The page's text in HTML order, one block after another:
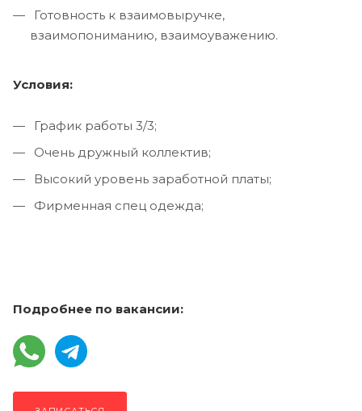
Готовность к взаимовыручке,
взаимопониманию, взаимоуважению.
Условия:
График работы 3/3;
Очень дружный коллектив;
Высокий уровень заработной платы;
Фирменная спец одежда;
Подробнее по вакансии: